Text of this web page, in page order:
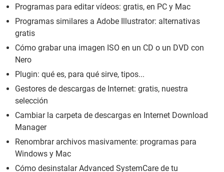
Programas para editar vídeos: gratis, en PC y Mac
Programas similares a Adobe Illustrator: alternativas
gratis
Cómo grabar una imagen ISO en un CD o un DVD con
Nero
Plugin: qué es, para qué sirve, tipos...
Gestores de descargas de Internet: gratis, nuestra
selección
Cambiar la carpeta de descargas en Internet Download
Manager
Renombrar archivos masivamente: programas para
Windows y Mac
Cómo desinstalar Advanced SystemCare de tu